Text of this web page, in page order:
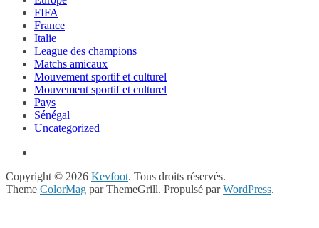
FIFA
France
Italie
League des champions
Matchs amicaux
Mouvement sportif et culturel
Mouvement sportif et culturel
Pays
Sénégal
Uncategorized
Copyright © 2026 Kevfoot. Tous droits réservés.
Theme ColorMag par ThemeGrill. Propulsé parWordPress.